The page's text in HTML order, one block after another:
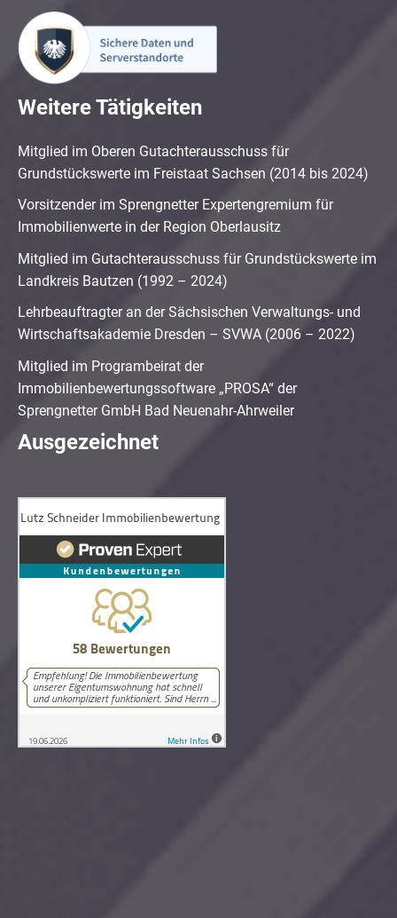
Weitere Tätigkeiten
Mitglied im Oberen Gutachterausschuss für
Grundstückswerte im Freistaat Sachsen (2014 bis 2024)
Vorsitzender im Sprengnetter Expertengremium für
Immobilienwerte in der Region Oberlausitz
Mitglied im Gutachterausschuss für Grundstückswerte im
Landkreis Bautzen (1992 – 2024)
Lehrbeauftragter an der Sächsischen Verwaltungs- und
Wirtschaftsakademie Dresden – SVWA (2006 – 2022)
Mitglied im Programbeirat der
Immobilienbewertungssoftware „PROSA“ der
Sprengnetter GmbH Bad Neuenahr-Ahrweiler
Ausgezeichnet